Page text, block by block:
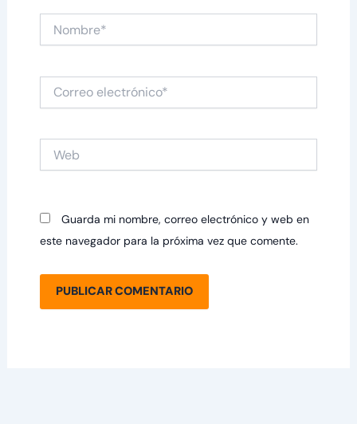
Correo
electrónico*
Guarda mi nombre, correo electrónico y web en
este navegador para la próxima vez que comente.